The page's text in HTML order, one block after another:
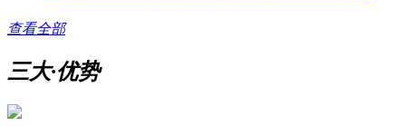
查看全部
三大·优势